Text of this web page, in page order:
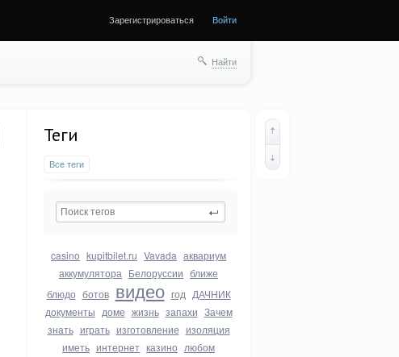
Зарегистрироваться Войти
Найти
Теги
Все теги
casino kupitbilet.ru Vavada аквариум
аккумулятора Белоруссии ближе
блюдо ботов видео год ДАЧНИК
документы доме жизнь запахи Зачем
знать играть изготовление изоляция
иметь интернет казино любом